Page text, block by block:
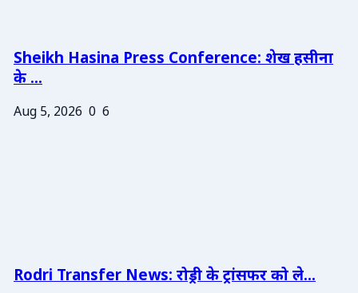
Sheikh Hasina Press Conference: शेख हसीना
के ...
Aug 5, 2026 0 6
Rodri Transfer News: रोड्री के ट्रांसफर को ले...